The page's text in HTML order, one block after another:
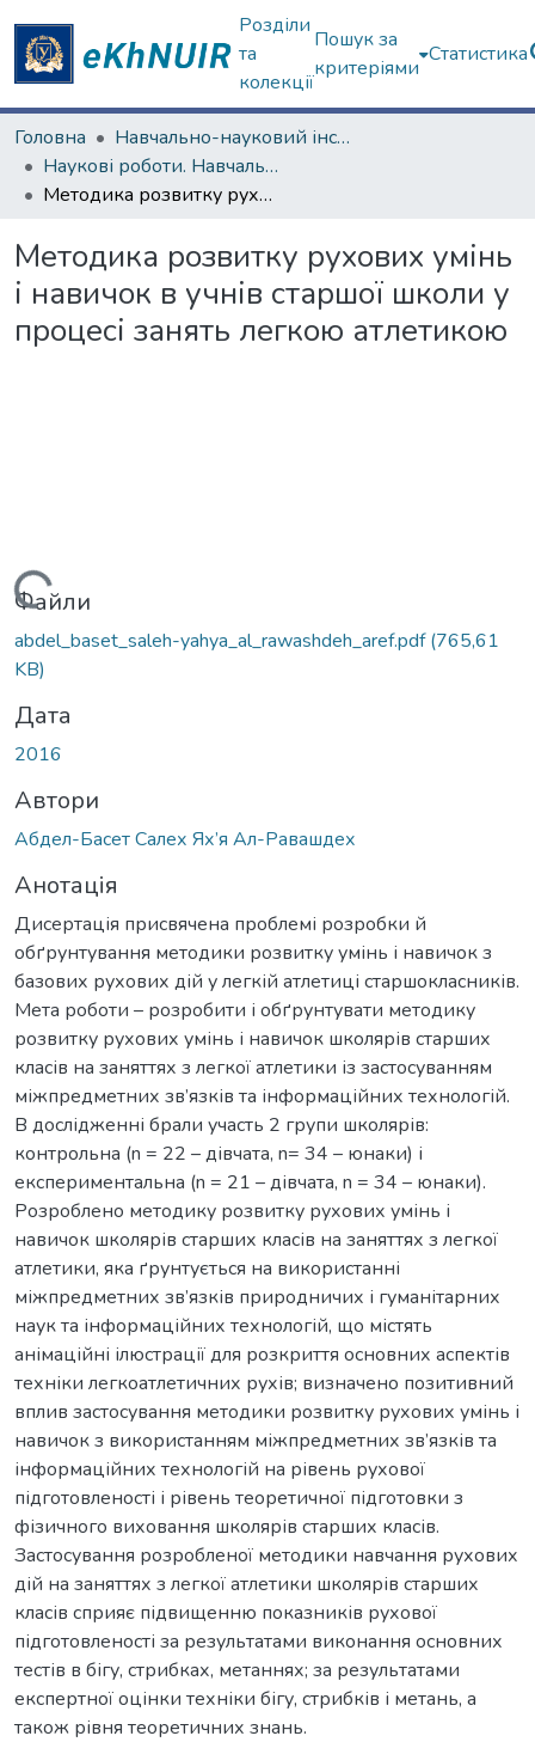
Розділи
та
колекції
Пошук за
критеріями
Статистика
Головна
Навчально-науковий інститут філософії, культурології, політології
Наукові роботи. Навчально-науковий інститут філософії, культурології, політології
Методика розвитку рухових умінь і навичок в учнів старшої школи у процесі занять легкою атлетикою
Методика розвитку рухових умінь
і навичок в учнів старшої школи у
процесі занять легкою атлетикою
Файли
abdel_baset_saleh-yahya_al_rawashdeh_aref.pdf(765,61
KB)
Дата
2016
Автори
Абдел-Басет Салех Ях’я Ал-Равашдех
Анотація
Дисертація присвячена проблемі розробки й
обґрунтування методики розвитку умінь і навичок з
базових рухових дій у легкій атлетиці старшокласників.
Мета роботи – розробити і обґрунтувати методику
розвитку рухових умінь і навичок школярів старших
класів на заняттях з легкої атлетики із застосуванням
міжпредметних зв’язків та інформаційних технологій.
В дослідженні брали участь 2 групи школярів:
контрольна (n = 22 – дівчата, n= 34 – юнаки) і
експериментальна (n = 21 – дівчата, n = 34 – юнаки).
Розроблено методику розвитку рухових умінь і
навичок школярів старших класів на заняттях з легкої
атлетики, яка ґрунтується на використанні
міжпредметних зв’язків природничих і гуманітарних
наук та інформаційних технологій, що містять
анімаційні ілюстрації для розкриття основних аспектів
техніки легкоатлетичних рухів; визначено позитивний
вплив застосування методики розвитку рухових умінь і
навичок з використанням міжпредметних зв’язків та
інформаційних технологій на рівень рухової
підготовленості і рівень теоретичної підготовки з
фізичного виховання школярів старших класів.
Застосування розробленої методики навчання рухових
дій на заняттях з легкої атлетики школярів старших
класів сприяє підвищенню показників рухової
підготовленості за результатами виконання основних
тестів в бігу, стрибках, метаннях; за результатами
експертної оцінки техніки бігу, стрибків і метань, а
також рівня теоретичних знань.